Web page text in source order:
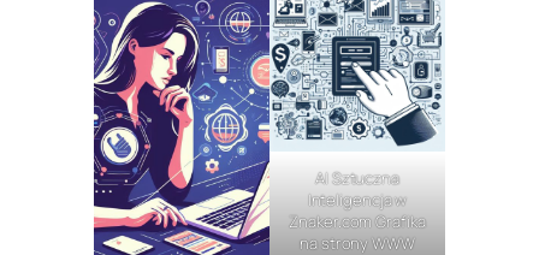
AI Sztuczna
Inteligencja w
Znaker.com Grafika
na strony WWW